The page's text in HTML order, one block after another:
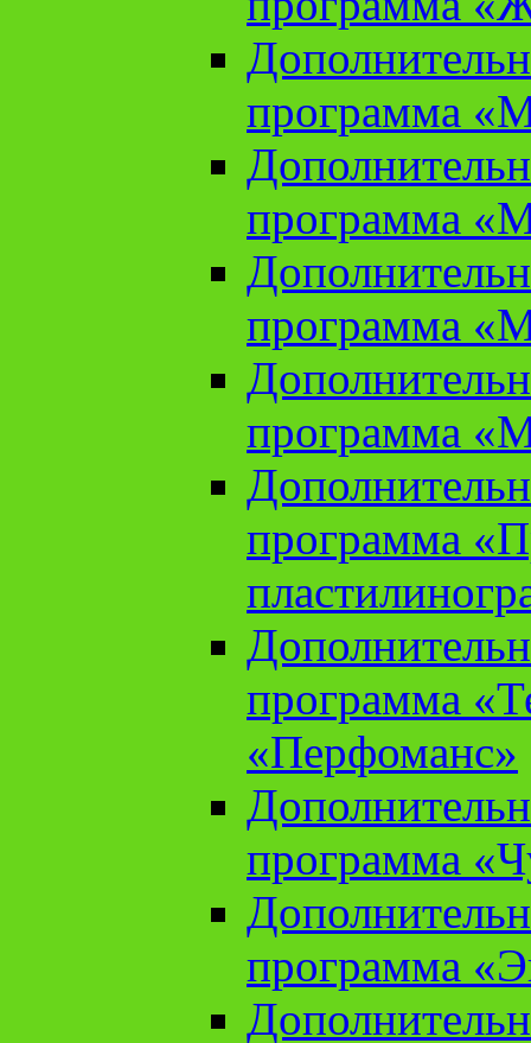
программа
программа
программа
программа
программа
программа
«Перфоманс»
программа
программа